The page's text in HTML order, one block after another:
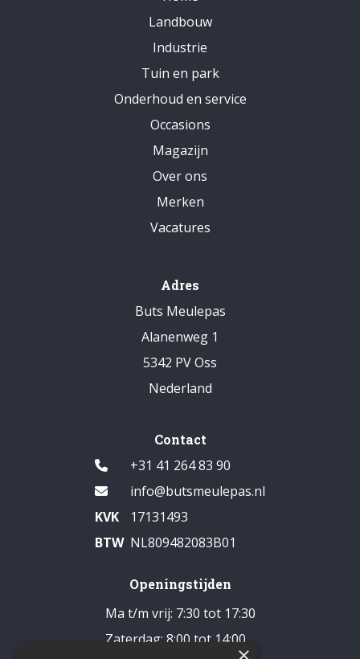
Landbouw
Industrie
Tuin en park
Onderhoud en service
Occasions
Magazijn
Over ons
Merken
Vacatures
Adres
Buts Meulepas
Alanenweg 1
5342 PV Oss
Nederland
Contact
+31 41 264 83 90
info@butsmeulepas.nl
KVK
17131493
BTW NL809482083B01
Openingstijden
Ma t/m vrij: 7:30 tot 17:30
Zaterdag: 8:00 tot 14:00